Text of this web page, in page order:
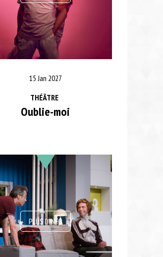
15 Jan 2027
THÉÂTRE
Oublie-moi